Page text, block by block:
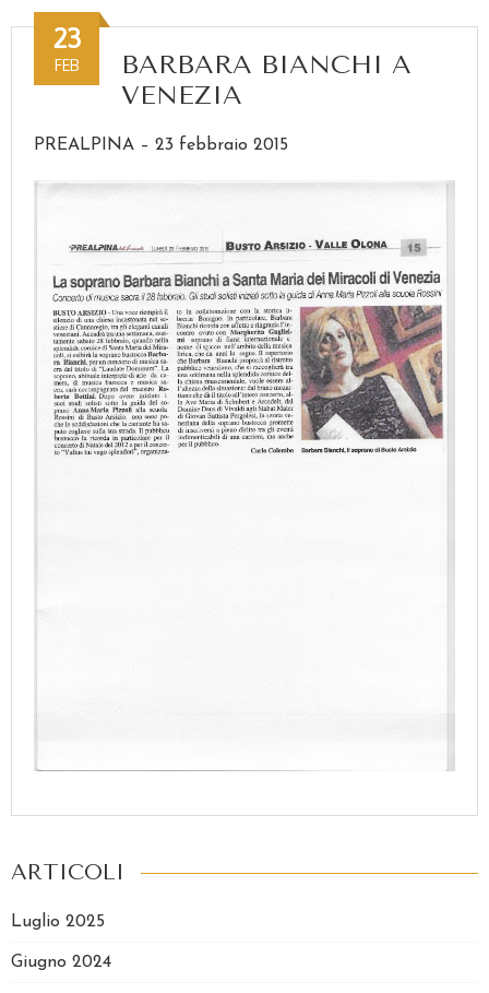
BARBARA BIANCHI A
VENEZIA
23
FEB
PREALPINA – 23 febbraio 2015
ARTICOLI
Luglio 2025
Giugno 2024